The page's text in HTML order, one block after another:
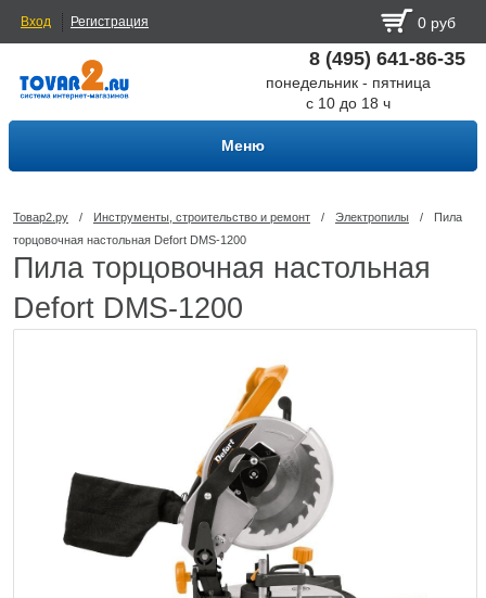
Вход Регистрация 0 руб
8 (495) 641-86-35
понедельник - пятница
с 10 до 18 ч
Меню
Товар2.ру / Инструменты, строительство и ремонт / Электропилы /
Пила
торцовочная настольная Defort DMS-1200
Пила торцовочная настольная
Defort DMS-1200